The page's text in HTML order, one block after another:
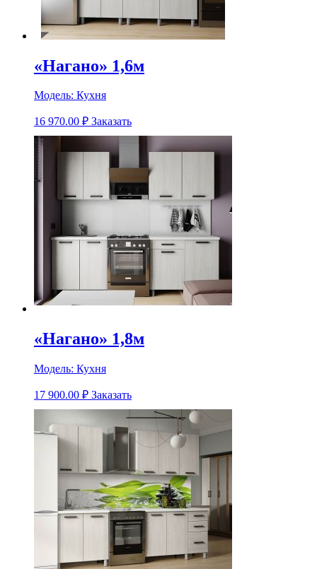
«Нагано» 1,6м
Модель: Кухня
16 970.00 ₽ Заказать
«Нагано» 1,8м
Модель: Кухня
17 900.00 ₽ Заказать